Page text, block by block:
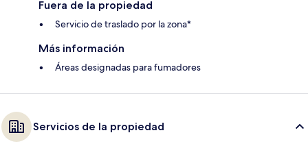
Fuera de la propiedad
Servicio de traslado por la zona*
Más información
Áreas designadas para fumadores
Servicios de la propiedad